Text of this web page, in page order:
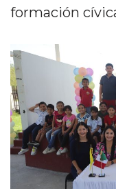
formación